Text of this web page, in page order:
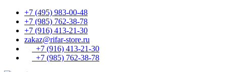
+7 (495) 983-00-48
+7 (985) 762-38-78
+7 (916) 413-21-30
zakaz@rifar-store.ru
+7 (916) 413-21-30
+7 (985) 762-38-78